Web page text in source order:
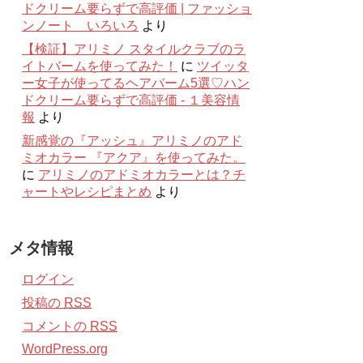
ドクリーム要らずで高評価 | ファッショ
ンノート いろいろ より
【検証】アリミノ スタイルクラブのラ
イトバームを使ってみた！
に ツイッタ
ー女子が使ってるヘアバーム5選♡ハン
ドクリーム要らずで高評価 - １美容情
報 より
新感覚の『アッシュ』アリミノのアド
ミオカラー 『アクア』を使ってみた。
に アリミノのアドミオカラーとは？チ
ャートやレシピまとめ より
メタ情報
ログイン
投稿の RSS
コメントの RSS
WordPress.org